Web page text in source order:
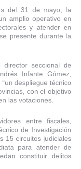
del 31 de mayo, la
amplio operativo en
y atender en
presente durante la
seccional de
Infante Gómez,
despliegue técnico
con el objetivo
las votaciones.
entre fiscales,
de Investigación
15 circuitos judiciales
para atender de
constituir delitos